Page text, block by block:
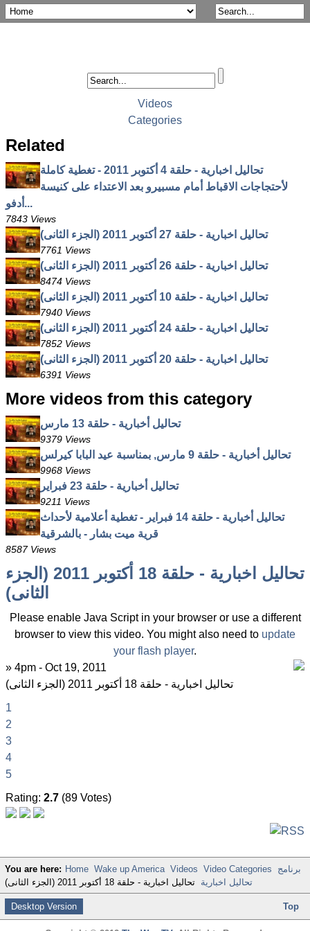
Videos
Categories
Related
تحاليل اخبارية - حلقة 4 أكتوبر 2011 - تغطية كاملة
لأحتجاجات الاقباط أمام مسبيرو بعد الاعتداء على كنيسة
أدفو...
7843 Views
تحاليل اخبارية - حلقة 27 أكتوبر 2011 (الجزء الثانى)
7761 Views
تحاليل اخبارية - حلقة 26 أكتوبر 2011 (الجزء الثانى)
8474 Views
تحاليل اخبارية - حلقة 10 أكتوبر 2011 (الجزء الثانى)
7940 Views
تحاليل اخبارية - حلقة 24 أكتوبر 2011 (الجزء الثانى)
7852 Views
تحاليل اخبارية - حلقة 20 أكتوبر 2011 (الجزء الثانى)
6391 Views
More videos from this category
تحاليل أخبارية - حلقة 13 مارس
9379 Views
تحاليل أخبارية - حلقة 9 مارس, بمناسبة عيد البابا كيرلس
9968 Views
تحاليل أخبارية - حلقة 23 فبراير
9211 Views
تحاليل أخبارية - حلقة 14 فبراير - تغطية أعلامية لأحداث
قرية ميت بشار - بالشرقية
8587 Views
تحاليل اخبارية - حلقة 18 أكتوبر 2011 (الجزء
الثانى)
Please enable Java Script in your browser or use a different
browser to view this video. You might also need to update
your flash player.
» 4pm - Oct 19, 2011
تحاليل اخبارية - حلقة 18 أكتوبر 2011 (الجزء الثانى)
1
2
3
4
5
Rating: 2.7 (89 Votes)
You are here: Home Wake up America Videos Video Categories
برنامج
تحاليل اخبارية تحاليل اخبارية - حلقة 18 أكتوبر 2011 (الجزء الثانى)
Desktop Version Top